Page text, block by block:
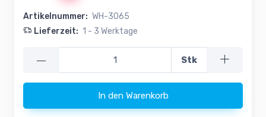
Artikelnummer: WH-3065
Lieferzeit: 1 - 3 Werktage
— Stk
In den Warenkorb